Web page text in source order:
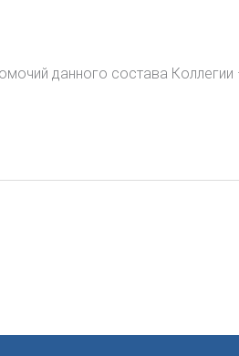
данного состава Коллегии